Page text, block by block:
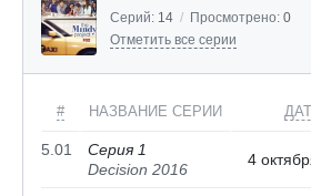
Серий: 14 / Просмотрено: 0
Отметить все серии
# НАЗВАНИЕ СЕРИИ
5.01
Серия 1
Decision 2016
4